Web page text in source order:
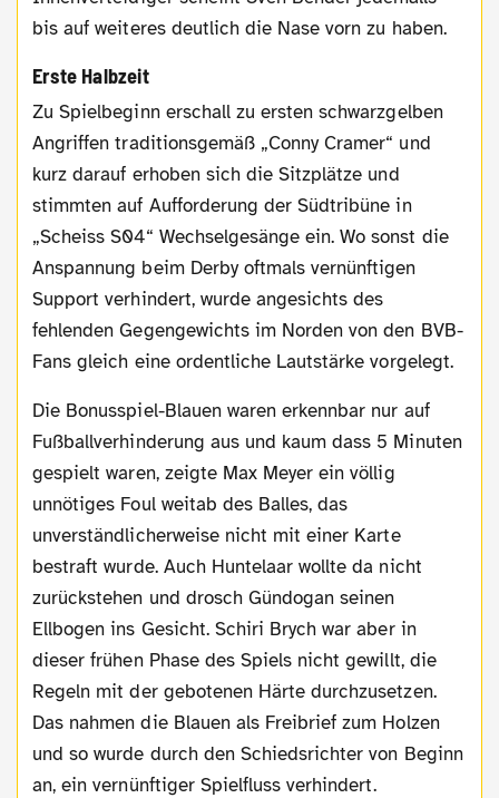
bis auf weiteres deutlich die Nase vorn zu haben.
Erste Halbzeit
Zu Spielbeginn erschall zu ersten schwarzgelben
Angriffen traditionsgemäß „Conny Cramer“ und
kurz darauf erhoben sich die Sitzplätze und
stimmten auf Aufforderung der Südtribüne in
„Scheiss S04“ Wechselgesänge ein. Wo sonst die
Anspannung beim Derby oftmals vernünftigen
Support verhindert, wurde angesichts des
fehlenden Gegengewichts im Norden von den BVB-
Fans gleich eine ordentliche Lautstärke vorgelegt.
Die Bonusspiel-Blauen waren erkennbar nur auf
Fußballverhinderung aus und kaum dass 5 Minuten
gespielt waren, zeigte Max Meyer ein völlig
unnötiges Foul weitab des Balles, das
unverständlicherweise nicht mit einer Karte
bestraft wurde. Auch Huntelaar wollte da nicht
zurückstehen und drosch Gündogan seinen
Ellbogen ins Gesicht. Schiri Brych war aber in
dieser frühen Phase des Spiels nicht gewillt, die
Regeln mit der gebotenen Härte durchzusetzen.
Das nahmen die Blauen als Freibrief zum Holzen
und so wurde durch den Schiedsrichter von Beginn
an, ein vernünftiger Spielfluss verhindert.